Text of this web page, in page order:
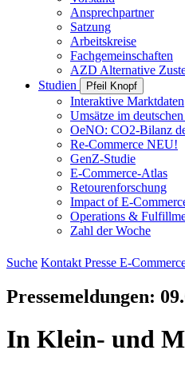
Ansprechpartner
Satzung
Arbeitskreise
Fachgemeinschaften
AZD Alternative
Studien
Pfeil Knopf
Interaktive Marktdaten
Umsätze im
OeNO: CO2-Bilanz
Re-Commerce NEU!
GenZ-Studie
E-Commerce-Atlas
Retourenforschung
Impact of E-
Operations &
Zahl der Woche
Suche Kontakt Presse E-
Pressemeldungen:
In Klein- und